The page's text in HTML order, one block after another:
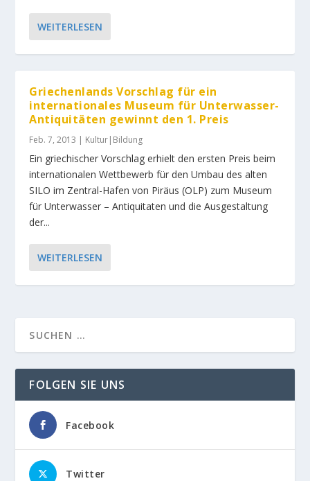
WEITERLESEN
Griechenlands Vorschlag für ein
internationales Museum für Unterwasser-
Antiquitäten gewinnt den 1. Preis
Feb. 7, 2013 | Kultur|Bildung
Ein griechischer Vorschlag erhielt den ersten Preis beim
internationalen Wettbewerb für den Umbau des alten
SILO im Zentral-Hafen von Piräus (OLP) zum Museum
für Unterwasser – Antiquitaten und die Ausgestaltung
der...
WEITERLESEN
FOLGEN SIE UNS
Facebook
Twitter